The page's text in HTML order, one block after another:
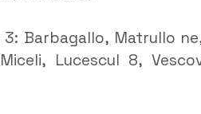
3: Barbagallo, Matrullo
Lucescul 8,